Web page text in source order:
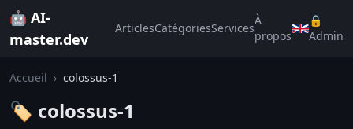
🤖 AI-
master.dev
ArticlesCatégoriesServices
À
propos
🔒
Admin
Accueil › colossus-1
🏷️ colossus-1